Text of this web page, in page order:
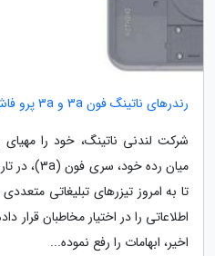
رندرهای ناتینگ فون 3a و 3a پرو فاش شد
شرکت لندنی ناتینگ، خود را
تا به امروز تیزرهای تبلیغاتی
اطلاعاتی را در اختیار مخاطبان
اخیر، ابهامات را رفع نموده...